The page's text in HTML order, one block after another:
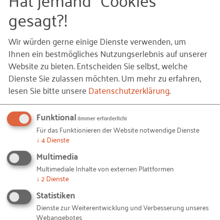
Führung, technischen und organisatorischen
Umsetzung sowie zur Vereinbarkeit mit der
bisherigen oder angestrebten Unternehmenskultur.
Homeoffice und mobile Arbeit bewusst gestalten
Worauf müssen Unternehmen bei der
Gestaltung ortsflexibler Arbeit achten? Wie
können Regelungen gemeinsam mit den
Beschäftigten
neu erarbeitet oder überarbeitet werden?
Hierauf gibt die modulare Handlungshilfe –
bestehend aus Leitfäden, Checklisten und
Konzepten – Antworten.
ZUR HANDLUNGSHILFE
gesagt?!
Wir würden gerne einige Dienste verwenden, um
Ihnen ein bestmögliches Nutzungserlebnis auf unserer
Website zu bieten. Entscheiden Sie selbst, welche
Dienste Sie zulassen möchten.Um mehr zu erfahren,
lesen Sie bitte unsereDatenschutzerklärung.
Funktional(immer erforderlich)
Für das Funktionieren der Website notwendige Dienste
↓ 4Dienste
Multimedia
Multimediale Inhalte von externen Plattformen
↓ 2Dienste
Statistiken
Dienste zur Weiterentwicklung und Verbesserung unseres
Webangebotes